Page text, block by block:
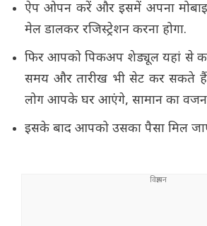
ऐप ओपन करें और इसमें अपना
मेल डालकर रजिस्ट्रेशन करना होगा.
फिर आपको पिकअप शेड्यूल यहां से
समय और तारीख भी सेट कर सकते
लोग आपके घर आएंगे, सामान का वजन
इसके बाद आपको उसका पैसा मिल